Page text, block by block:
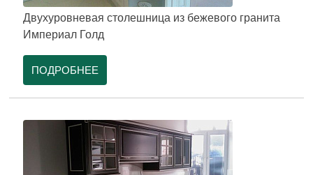
Двухуровневая столешница из бежевого гранита
Империал Голд
ПОДРОБНЕЕ